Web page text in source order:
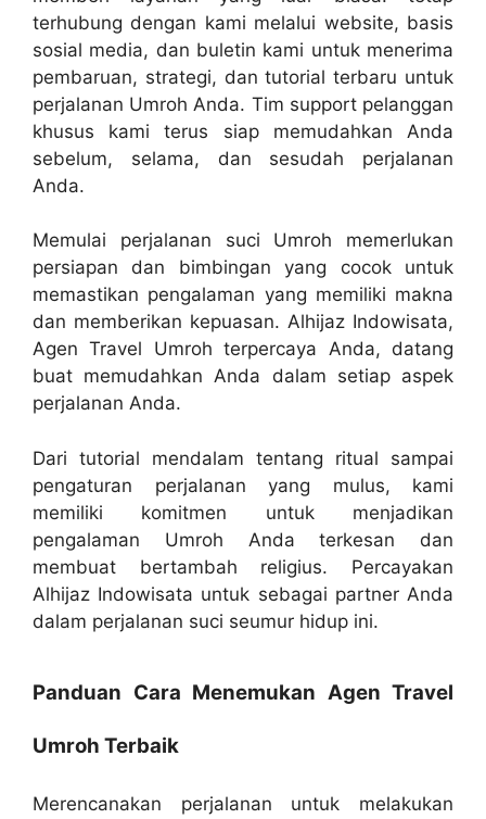
terhubung dengan kami melalui website, basis
sosial media, dan buletin kami untuk menerima
pembaruan, strategi, dan tutorial terbaru untuk
perjalanan Umroh Anda. Tim support pelanggan
khusus kami terus siap memudahkan Anda
sebelum, selama, dan sesudah perjalanan
Anda.
Memulai perjalanan suci Umroh memerlukan
persiapan dan bimbingan yang cocok untuk
memastikan pengalaman yang memiliki makna
dan memberikan kepuasan. Alhijaz Indowisata,
Agen Travel Umroh terpercaya Anda, datang
buat memudahkan Anda dalam setiap aspek
perjalanan Anda.
Dari tutorial mendalam tentang ritual sampai
pengaturan perjalanan yang mulus, kami
memiliki komitmen untuk menjadikan
pengalaman Umroh Anda terkesan dan
membuat bertambah religius. Percayakan
Alhijaz Indowisata untuk sebagai partner Anda
dalam perjalanan suci seumur hidup ini.
Panduan Cara Menemukan Agen Travel
Umroh Terbaik
Merencanakan perjalanan untuk melakukan